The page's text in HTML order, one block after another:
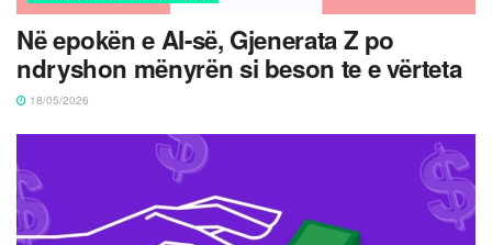
Në epokën e AI-së, Gjenerata Z po
ndryshon mënyrën si beson te e vërteta
18/05/2026